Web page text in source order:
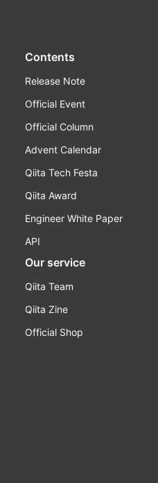
Contents
Release Note
Official Event
Official Column
Advent Calendar
Qiita Tech Festa
Qiita Award
Engineer White Paper
API
Our service
Qiita Team
Qiita Zine
Official Shop